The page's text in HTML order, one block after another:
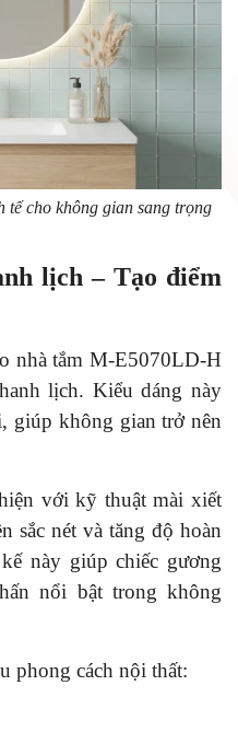
cho không gian sang trọng
lịch – Tạo điểm
nhà tắm M-E5070LD-H
lịch. Kiểu dáng này
giúp không gian trở nên
với kỹ thuật mài xiết
sắc nét và tăng độ hoàn
này giúp chiếc gương
nổi bật trong không
phong cách nội thất: